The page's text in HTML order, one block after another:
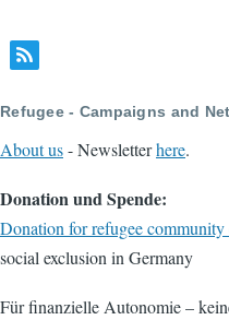
Refugee - Campaigns and
About us- Newsletterhere.
Donation und Spende:
Donation for refugee community
social exclusion in Germany
Für finanzielle Autonomie –